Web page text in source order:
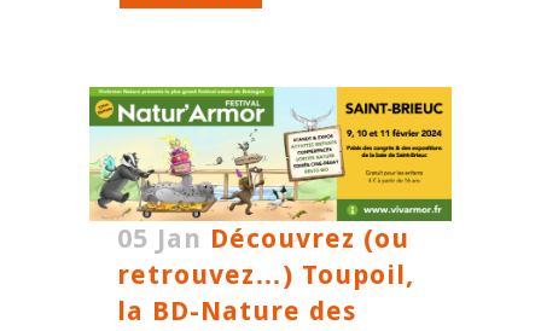
05 Jan Découvrez (ou
retrouvez…) Toupoil,
la BD-Nature des